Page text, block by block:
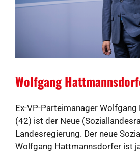
Wolfgang
Ex-VP-Parteimanager
(42) ist der Neue
Landesregierung. Der neue
Wolfgang Hattmannsdorfer ist